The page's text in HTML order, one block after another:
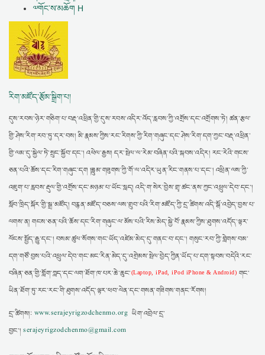
༧གོང་ས་མཆོག H
རིག་མཛོད་རྩོམ་སྒྲིག་པ།
དུས་རབས་ཉེར་གཅིག་པ་བརྡ་འཕྲིན་གྱི་དུས་རབས་འདིར་འོད་རླབས་ཀྱི་འགྲོས་དང་འགྲོགས་ཏེ། ཚན་རྩལ་
གྱི་ཤེས་རིག་རབ་ཏུ་དར་བས། མི་རྣམས་ཀྱིས་རང་རིགས་ཀྱི་རིག་གཞུང་དང་ཤེས་རིག་དག་ཀྱང་བརྡ་འཕྲིན་
གྱི་ལམ་དུ་སྐྱེལ་ཏེ་སྲུང་སྐྱོབ་དང་། འཕེལ་རྒྱས། དར་སྤེལ་ལ་རེམ་བཞིན་པའི་སྐབས་འདིར། རང་རེའི་གངས་
ཅན་པའི་ཆོས་དང་རིག་གཞུང་དག །ཟླུམ་གཟུགས་ཀྱི་གོ་ལ་འདིར་ཡུན་རིང་གནས་པ་དང་། འཕྲིན་ལས་ཀྱི་
འཇུག་པ་རླབས་རྡུལ་གྱི་འགྲོས་དང་མཉམ་པ་ཡོང་སླད། འདི་ག་སེར་བྱེས་གྲྭ་ཚང་ནས་ཀྱང་འཕྲུལ་དེབ་དང་།
སློབ་ཁྲིད་སྐོར་གྱི་སྒྲ་མཛོད། བརྙན་མཛོད་བཅས་ལས་གྲུབ་པའི་རིག་མཛོད་ཀྱི་དྲ་ཚིགས་འདི་སྒོ་འབྱེད་བྱས་པ་
ལགས་ན། གངས་ཅན་པའི་ཆོས་དང་རིག་གཞུང་ལ་མོས་པའི་རིས་མེད་སྐྱེ་བོ་རྣམས་ཀྱིས་ཐུགས་འདོད་ལྟར་
ལོངས་སྤྱོད་རྒྱུ་དང་། བསམ་ཚུལ་སོགས་གང་ཡོད་འཛེམ་མེད་དུ་གནང་བ་དང་། གསུང་རབ་ཀྱི་གླེགས་བམ་
དག་གཙོ་བྱས་པའི་འཕྲུལ་དེབ་གང་མང་རིན་མེད་དུ་འགྲེམས་སྤེལ་བྱེད་ཀྱིན་ཡོད་པ་དག་སྟབས་བདེའི་རང་
བཞིན་ཅན་གྱི་གློག་ཀླད་དང་ལག་ཐོག་ཁ་པར་ཆེ་ཆུང་(Laptop, iPad, iPod iPhone & Android) གང་
ཡིན་ཐོག་ཏུ་རང་རང་གི་ཐུགས་འདོད་ལྟར་ཕབ་ལེན་དང་གསན་གཟིགས་གནང་རོགས།
དྲ་ཚིགས།: www.serajeyrigzodchenmo.org ཡིག་འབྲེལ་དྲ་
བྱང་།serajeyrigzodchenmo@gmail.com